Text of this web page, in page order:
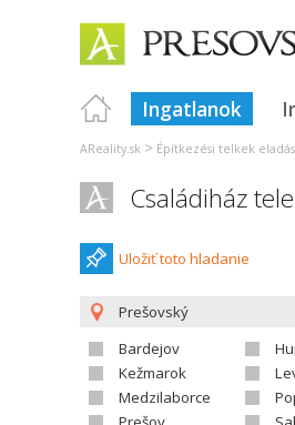
Ingatlanok
AReality.sk > Építkezési telkek eladás
Családiház
Uložiť toto hladanie
Prešovský
Bardejov
Kežmarok
Medzilaborce